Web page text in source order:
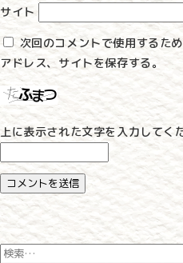
サイト
次回のコメントで使用するた
アドレス、サイトを保存する。
上に表示された文字を入力してく
検